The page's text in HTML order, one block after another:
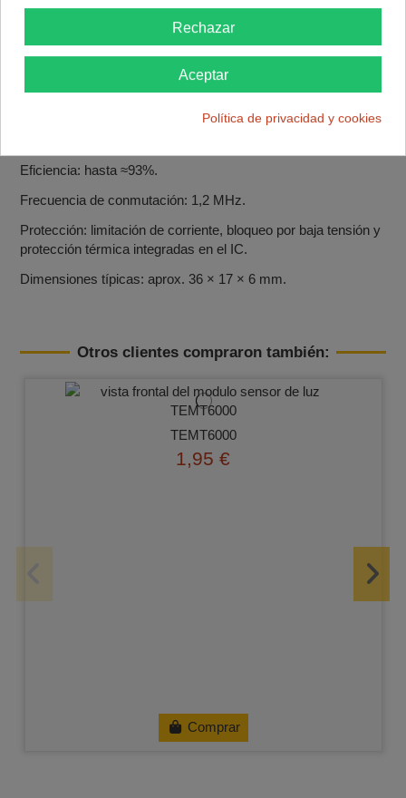
Tipo: convertidor DC‑DC Step‑Up (boost) basado en MT3608.
Voltaje de entrada: 2–24 V DC.
Voltaje de salida: 5–28 V DC ajustable mediante trimmer
(siempre > VIN).
Corriente de salida: hasta 2 A máx., recomendados ≤1–1,5 A
Eficiencia: hasta ≈93%.
Frecuencia de conmutación: 1,2 MHz.
Protección: limitación de corriente, bloqueo por baja tensión y
protección térmica integradas en el IC.
Dimensiones típicas: aprox. 36 × 17 × 6 mm.
Otros clientes compraron también:
TEMT6000
1,95 €
Comprar
Rechazar
Aceptar
Política de privacidad y cookies